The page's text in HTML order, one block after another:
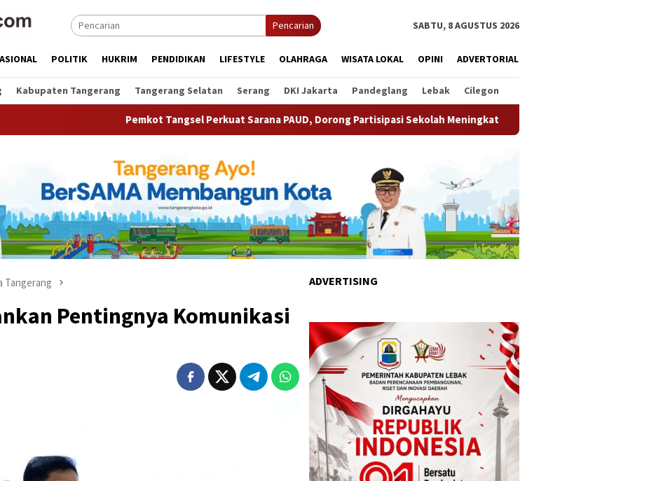
Pencarian SABTU, 8 AGUSTUS 2026
POLITIK HUKRIM PENDIDIKAN LIFESTYLE OLAHRAGA WISATA LOKAL OPINI ADVERTORIAL
Kabupaten Tangerang Tangerang Selatan Serang DKI Jakarta Pandeglang Lebak Cilegon
Pemkot Tangsel Perkuat Sarana PAUD, Dorong Partisipasi Sekolah Meningkat Pemkot Tangsel Matangkan Persiapan
Tangerang
Pentingnya Komunikasi
ADVERTISING